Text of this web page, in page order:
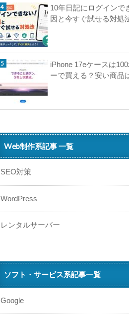
10年日記にログインで
因と今すぐ試せる対処
iPhone 17eケースは
ーで買える？安い商品
Web制作系記事 一覧
SEO対策
WordPress
レンタルサーバー
ソフト・サービス系記事一覧
Google